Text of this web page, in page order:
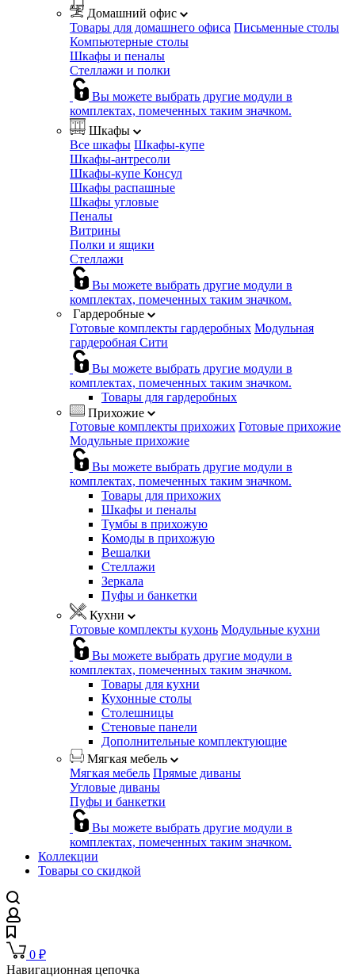
Домашний офис
Товары для домашнего офиса Письменные столы
Компьютерные столы
Шкафы и пеналы
Стеллажи и полки
Вы можете выбрать другие модули в
комплектах, помеченных таким значком.
Шкафы
Все шкафы Шкафы-купе
Шкафы-антресоли
Шкафы-купе Консул
Шкафы распашные
Шкафы угловые
Пеналы
Витрины
Полки и ящики
Стеллажи
Вы можете выбрать другие модули в
комплектах, помеченных таким значком.
Гардеробные
Готовые комплекты гардеробных Модульная
гардеробная Сити
Вы можете выбрать другие модули в
комплектах, помеченных таким значком.
Товары для гардеробных
Прихожие
Готовые комплекты прихожих Готовые прихожие
Модульные прихожие
Вы можете выбрать другие модули в
комплектах, помеченных таким значком.
Товары для прихожих
Шкафы и пеналы
Тумбы в прихожую
Комоды в прихожую
Вешалки
Стеллажи
Зеркала
Пуфы и банкетки
Кухни
Готовые комплекты кухонь Модульные кухни
Вы можете выбрать другие модули в
комплектах, помеченных таким значком.
Товары для кухни
Кухонные столы
Столешницы
Стеновые панели
Дополнительные комплектующие
Мягкая мебель
Мягкая мебель Прямые диваны
Угловые диваны
Пуфы и банкетки
Вы можете выбрать другие модули в
комплектах, помеченных таким значком.
Коллекции
Товары со скидкой
0 ₽
Навигационная цепочка